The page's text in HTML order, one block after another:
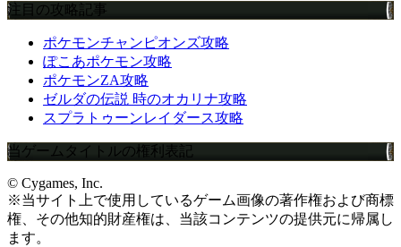
注目の攻略記事
ポケモンチャンピオンズ攻略
ぽこあポケモン攻略
ポケモンZA攻略
ゼルダの伝説 時のオカリナ攻略
スプラトゥーンレイダース攻略
当ゲームタイトルの権利表記
© Cygames, Inc.
※当サイト上で使用しているゲーム画像の著作権および商標
権、その他知的財産権は、当該コンテンツの提供元に帰属し
ます。